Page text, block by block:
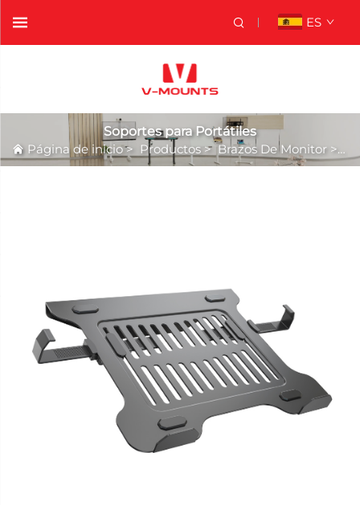
ES
Soportes para Portátiles
Página de inicio> Productos>Brazos De Monitor >